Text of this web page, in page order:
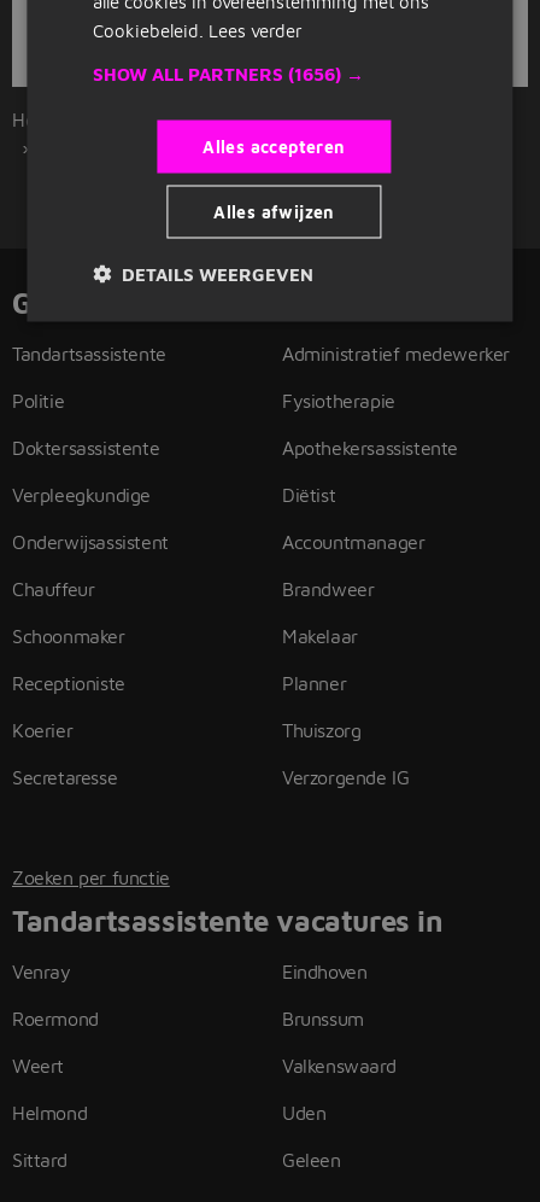
Als je een baan zoekt als tandartsassistente in Venlo begint je
zoektocht bij Jobbird. Bekijk hier onze 2 tandartsassistente
Home Overzicht vacatures
Venlo
Gerelateerde functies
Tandartsassistente
Politie
Doktersassistente
Verpleegkundige
Onderwijsassistent
Chauffeur
Schoonmaker
Receptioniste
Koerier
Secretaresse
Administratief medewerker
Fysiotherapie
Apothekersassistente
Diëtist
Accountmanager
Brandweer
Makelaar
Planner
Thuiszorg
Verzorgende IG
Zoeken per functie
Tandartsassistente vacatures in
Venray
Roermond
Weert
Helmond
Sittard
Eindhoven
Brunssum
Valkenswaard
Uden
Geleen
Cookiebeleid. Lees verder
SHOW ALL PARTNERS (1656) →
Alles accepteren
Alles afwijzen
DETAILS WEERGEVEN